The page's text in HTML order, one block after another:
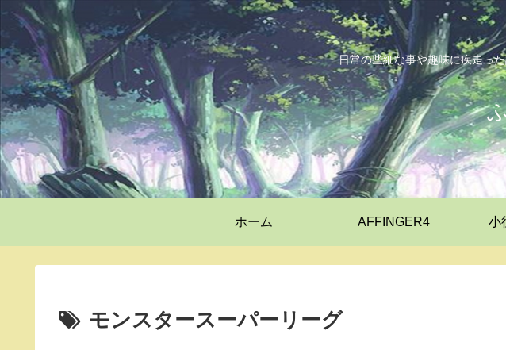
日常の些細な事や趣味に疾走っ
ホーム AFFINGER4 小
モンスタースーパーリーグ